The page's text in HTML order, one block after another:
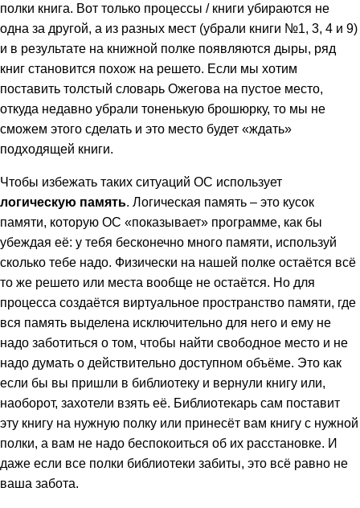
полки книга. Вот только процессы / книги убираются не
одна за другой, а из разных мест (убрали книги №1, 3, 4 и 9)
и в результате на книжной полке появляются дыры, ряд
книг становится похож на решето. Если мы хотим
поставить толстый словарь Ожегова на пустое место,
откуда недавно убрали тоненькую брошюрку, то мы не
сможем этого сделать и это место будет «ждать»
подходящей книги.
Чтобы избежать таких ситуаций ОС использует
логическую память. Логическая память – это кусок
памяти, которую ОС «показывает» программе, как бы
убеждая её: у тебя бесконечно много памяти, используй
сколько тебе надо. Физически на нашей полке остаётся всё
то же решето или места вообще не остаётся. Но для
процесса создаётся виртуальное пространство памяти, где
вся память выделена исключительно для него и ему не
надо заботиться о том, чтобы найти свободное место и не
надо думать о действительно доступном объёме. Это как
если бы вы пришли в библиотеку и вернули книгу или,
наоборот, захотели взять её. Библиотекарь сам поставит
эту книгу на нужную полку или принесёт вам книгу с нужной
полки, а вам не надо беспокоиться об их расстановке. И
даже если все полки библиотеки забиты, это всё равно не
ваша забота.